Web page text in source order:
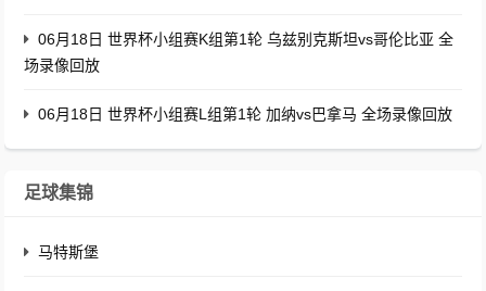
06月18日 世界杯小组赛K组第1轮 乌兹别克斯坦vs哥伦比亚 全
场录像回放
06月18日 世界杯小组赛L组第1轮 加纳vs巴拿马 全场录像回放
足球集锦
马特斯堡